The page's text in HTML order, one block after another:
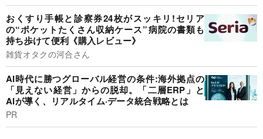
おくすり手帳と診察券24枚がスッキリ!セリア
の“ポケットたくさん収納ケース”病院の書類も
持ち歩けて便利《購入レビュー》
雑貨オタクの河合さん
AI時代に勝つグローバル経営の条件:海外拠点の
「見えない経営」からの脱却。「二層ERP」と
AIが導く、リアルタイム·データ統合戦略とは
PR